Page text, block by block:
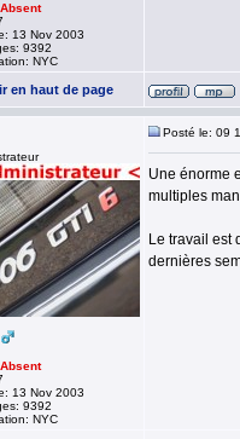
Absent
13 Nov 2003
9392
NYC
en haut de page
Absent
13 Nov 2003
9392
NYC
Posté le: 09
Une énorme
multiples
Le travail est
dernières